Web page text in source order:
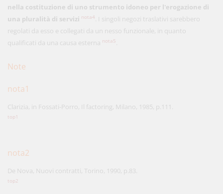
nella costituzione di uno strumento idoneo per l'erogazione di
una pluralità di servizi nota4
. I singoli negozi traslativi sarebbero
regolati da esso e collegati da un nesso funzionale, in quanto
qualificati da una causa esterna nota5
Note
nota1
Clarizia, in Fossati-Porro, Il factoring, Milano, 1985, p.111.
top1
nota2
De Nova, Nuovi contratti, Torino, 1990, p.83.
top2